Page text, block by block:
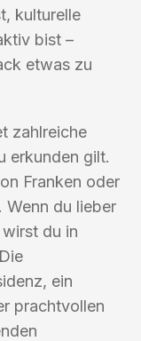
kulturelle
bist –
etwas zu
zahlreiche
erkunden gilt.
Franken oder
Wenn du lieber
du in
ein
prachtvollen